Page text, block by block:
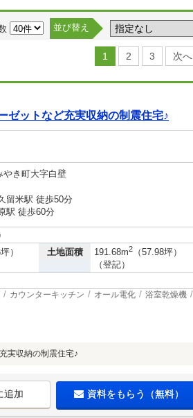
並び替え
1 2 3 次へ
ゼットなど充実収納の制震住宅♪
やき町大字白壁
留米駅 徒歩50分
駅 徒歩60分
）
土地面積 191.68m2
（57.98坪）
（登記）
カウンターキッチン オール電化 浴室乾燥機
実収納の制震住宅♪
追加 資料をもらう（無料）